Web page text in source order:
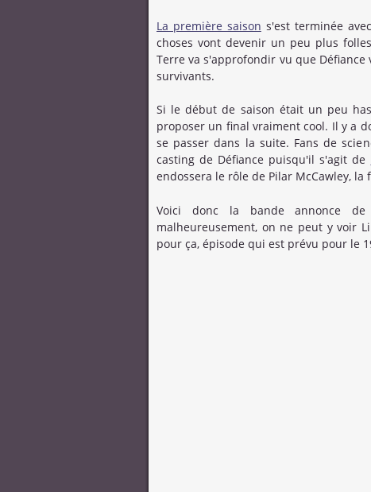
La première saison s'est terminée
choses vont devenir un peu plus
Terre va s'approfondir vu que
survivants.
Si le début de saison était un peu
proposer un final vraiment cool. Il y a
se passer dans la suite. Fans de
casting de Défiance puisqu'il s'agit de
endossera le rôle de Pilar McCawley,
Voici donc la bande annonce
malheureusement, on ne peut y voir
pour ça, épisode qui est prévu pour le